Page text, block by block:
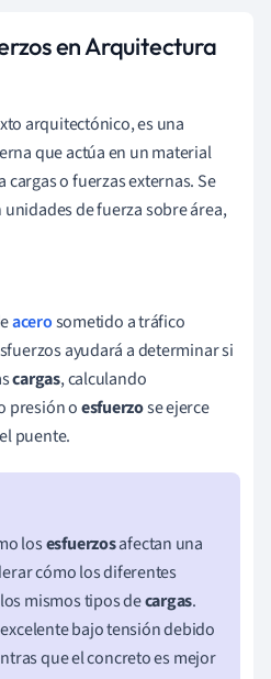
en Arquitectura
arquitectónico, es una
que actúa en un material
o fuerzas externas. Se
de fuerza sobre área,
acerosometido a tráfico
ayudará a determinar si
cargas, calculando
presión oesfuerzose ejerce
puente.
losesfuerzosafectan una
cómo los diferentes
mismos tipos decargas.
bajo tensión debido
que el concreto es mejor